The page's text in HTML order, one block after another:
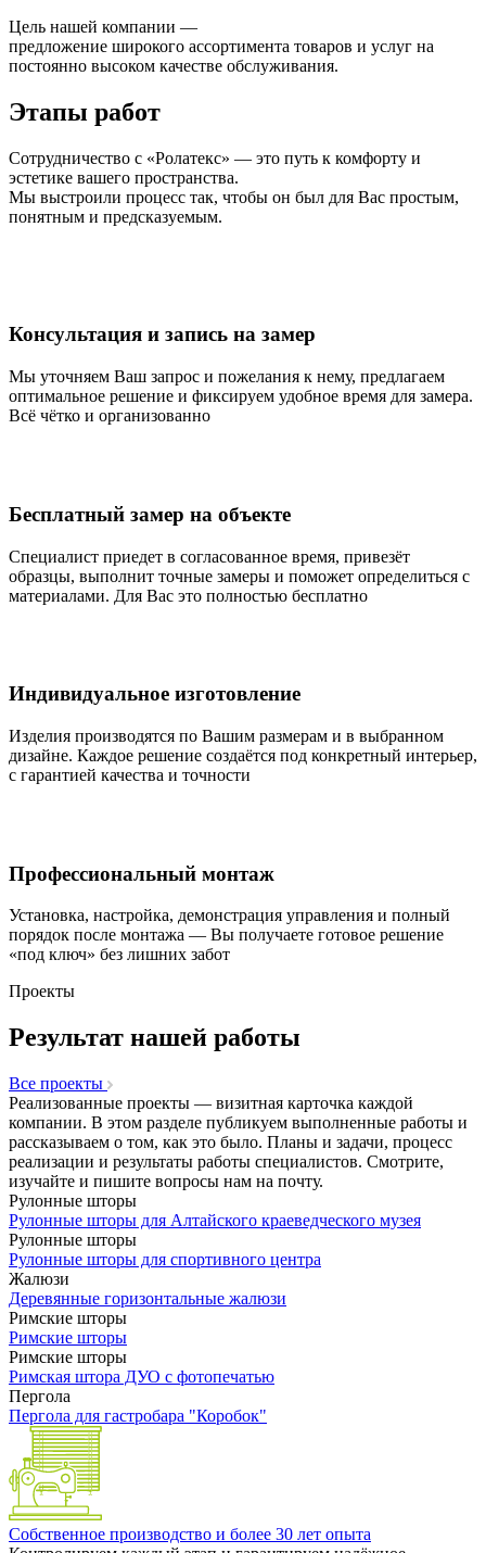
Цель нашей компании —
предложение широкого ассортимента товаров и услуг на
постоянно высоком качестве обслуживания.
Этапы работ
Сотрудничество с «Ролатекс» — это путь к комфорту и
эстетике вашего пространства.
Мы выстроили процесс так, чтобы он был для Вас простым,
понятным и предсказуемым.
Консультация и запись на замер
Мы уточняем Ваш запрос и пожелания к нему, предлагаем
оптимальное решение и фиксируем удобное время для замера.
Всё чётко и организованно
Бесплатный замер на объекте
Специалист приедет в согласованное время, привезёт
образцы, выполнит точные замеры и поможет определиться с
материалами. Для Вас это полностью бесплатно
Индивидуальное изготовление
Изделия производятся по Вашим размерам и в выбранном
дизайне. Каждое решение создаётся под конкретный интерьер,
с гарантией качества и точности
Профессиональный монтаж
Установка, настройка, демонстрация управления и полный
порядок после монтажа — Вы получаете готовое решение
«под ключ» без лишних забот
Проекты
Результат нашей работы
Все проекты
Реализованные проекты — визитная карточка каждой
компании. В этом разделе публикуем выполненные работы и
рассказываем о том, как это было. Планы и задачи, процесс
реализации и результаты работы специалистов. Смотрите,
изучайте и пишите вопросы нам на почту.
Рулонные шторы
Рулонные шторы для Алтайского краеведческого музея
Рулонные шторы
Рулонные шторы для спортивного центра
Жалюзи
Деревянные горизонтальные жалюзи
Римские шторы
Римские шторы
Римские шторы
Римская штора ДУО с фотопечатью
Пергола
Пергола для гастробара "Коробок"
Собственное производство и более 30 лет опыта